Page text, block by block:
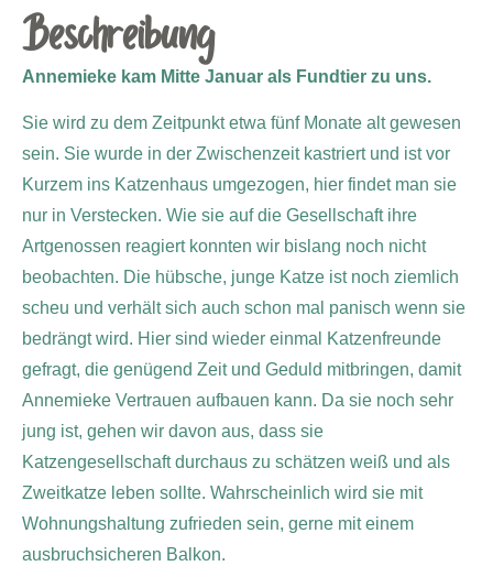
Beschreibung
Annemieke kam Mitte Januar als Fundtier zu uns.
Sie wird zu dem Zeitpunkt etwa fünf Monate alt gewesen
sein. Sie wurde in der Zwischenzeit kastriert und ist vor
Kurzem ins Katzenhaus umgezogen, hier findet man sie
nur in Verstecken. Wie sie auf die Gesellschaft ihre
Artgenossen reagiert konnten wir bislang noch nicht
beobachten. Die hübsche, junge Katze ist noch ziemlich
scheu und verhält sich auch schon mal panisch wenn sie
bedrängt wird. Hier sind wieder einmal Katzenfreunde
gefragt, die genügend Zeit und Geduld mitbringen, damit
Annemieke Vertrauen aufbauen kann. Da sie noch sehr
jung ist, gehen wir davon aus, dass sie
Katzengesellschaft durchaus zu schätzen weiß und als
Zweitkatze leben sollte. Wahrscheinlich wird sie mit
Wohnungshaltung zufrieden sein, gerne mit einem
ausbruchsicheren Balkon.